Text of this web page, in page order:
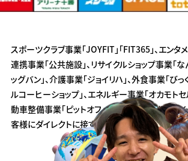
スポーツクラブ事業「JOYFIT」「FIT365」、エンタ
連携事業「公共施設」、リサイクルショップ事業「
ッグバン」、介護事業「ジョイリハ」、外食事業「びっ
ルコーヒーショップ」、エネルギー事業「オカモトセ
動車整備事業「ピットオフ」、美容事業「スカルク
客様にダイレクトに接する事業を展開しています。